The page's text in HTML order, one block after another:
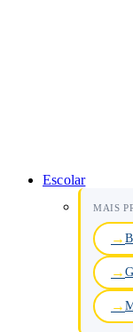
Escolar
MAIS